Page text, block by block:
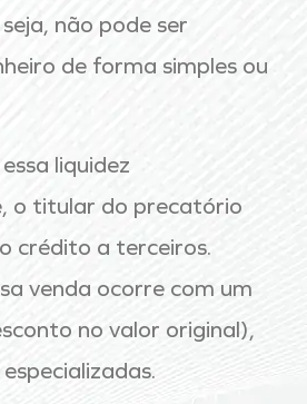
seja, não pode ser
de forma simples ou
liquidez
o titular do precatório
crédito a terceiros.
venda ocorre com um
no valor original),